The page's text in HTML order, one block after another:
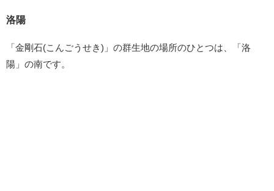
洛陽
「金剛石(こんごうせき)」の群生地の場所のひとつは、「洛
陽」の南です。